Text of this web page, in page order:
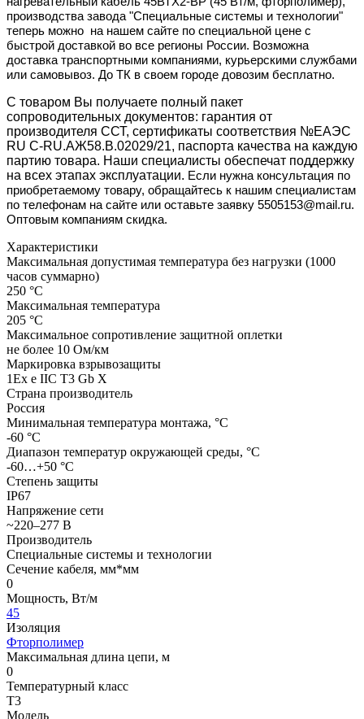
производства завода "Специальные системы и технологии"
теперь можно на нашем сайте по специальной цене с
быстрой доставкой во все регионы России. Возможна
доставка транспортными компаниями, курьерскими службами
или самовывоз. До ТК в своем городе довозим бесплатно.
С товаром Вы получаете полный пакет
сопроводительных документов: гарантия от
производителя ССТ, сертификаты соответствия №ЕАЭС
RU C-RU.АЖ58.B.02029/21, паспорта качества на каждую
партию товара. Наши специалисты обеспечат поддержку
на всех этапах эксплуатации. Если нужна консультация по
приобретаемому товару, обращайтесь к нашим специалистам
по телефонам на сайте или оставьте заявку 5505153@mail.ru.
Оптовым компаниям скидка.
Характеристики
Максимальная допустимая температура без нагрузки (1000
часов суммарно)
250 °С
Максимальная температура
205 °С
Максимальное сопротивление защитной оплетки
не более 10 Oм/км
Маркировка взрывозащиты
1Ех е IIС Т3 Gb X
Страна производитель
Россия
Минимальная температура монтажа, °С
-60 °С
Диапазон температур окружающей среды, °С
-60…+50 °С
Степень защиты
IP67
Напряжение сети
~220–277 В
Производитель
Специальные системы и технологии
Сечение кабеля, мм*мм
0
Мощность, Вт/м
45
Изоляция
Фторполимер
Максимальная длина цепи, м
0
Температурный класс
Т3
Модель